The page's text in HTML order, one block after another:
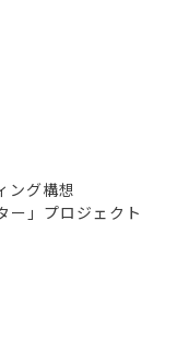
グ構想
」プロジェクト